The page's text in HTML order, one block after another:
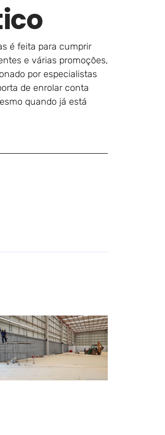
é feita para cumprir
e várias promoções,
por especialistas
de enrolar conta
quando já está